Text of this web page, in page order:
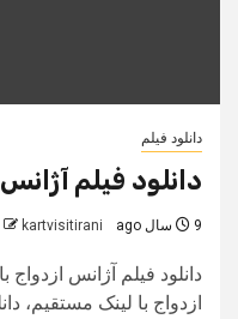
دانلود فیلم
دانلود فیلم
9 سال ago kartvisitirani
دانلود فیلم آژانس ازدواج
ازدواج با لینک مستقیم،